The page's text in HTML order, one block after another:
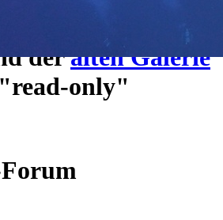
deralten Galerie
only"